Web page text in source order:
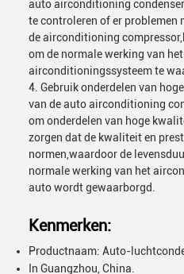
auto airconditioning
te controleren of er problemen
de airconditioning
om de normale werking van
airconditioningssysteem te
4. Gebruik onderdelen van
van de auto airconditioning
om onderdelen van hoge
zorgen dat de kwaliteit en
normen,waardoor de
normale werking van het
auto wordt gewaarborgd.
Kenmerken:
Productnaam: Auto-
In Guangzhou, China.